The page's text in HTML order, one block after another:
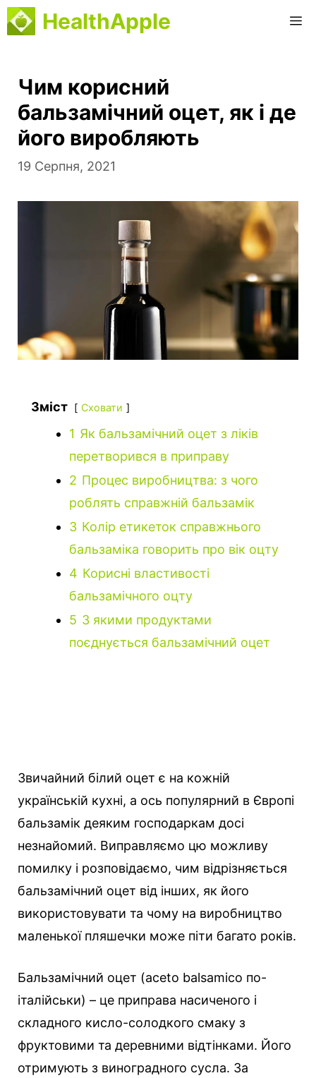
Перейти
до
HealthApple
Чим корисний
бальзамічний оцет, як і де
його виробляють
19 Серпня, 2021
Зміст Сховати
1 Як бальзамічний оцет з ліків
перетворився в приправу
2 Процес виробництва: з чого
роблять справжній бальзамік
3 Колір етикеток справжнього
бальзаміка говорить про вік оцту
4 Корисні властивості
бальзамічного оцту
5 З якими продуктами
поєднується бальзамічний оцет
Звичайний білий оцет є на кожній
українській кухні, а ось популярний в Європі
бальзамік деяким господаркам досі
незнайомий. Виправляємо цю можливу
помилку і розповідаємо, чим відрізняється
бальзамічний оцет від інших, як його
використовувати та чому на виробництво
маленької пляшечки може піти багато років.
Бальзамічний оцет (aceto balsamico по-
італійськи) – це приправа насиченого і
складного кисло-солодкого смаку з
фруктовими та деревними відтінками. Його
отримують з виноградного сусла. За